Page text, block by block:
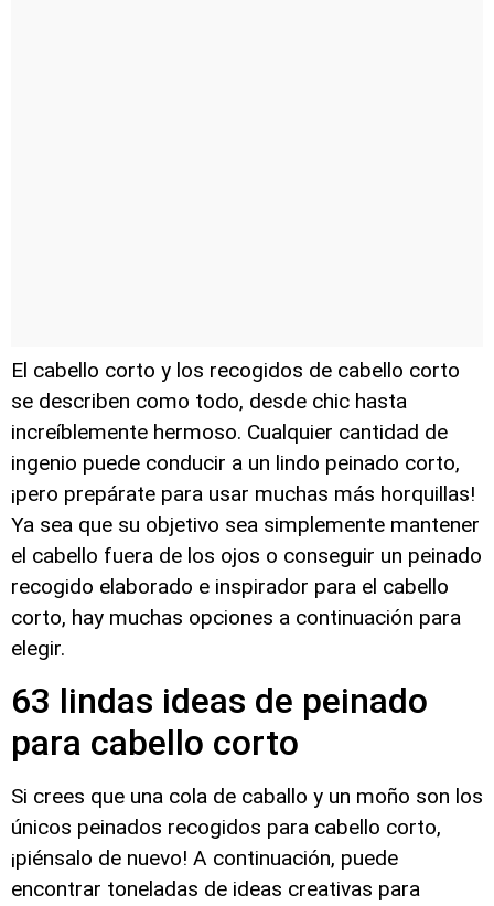
El cabello corto y los recogidos de cabello corto
se describen como todo, desde chic hasta
increíblemente hermoso. Cualquier cantidad de
ingenio puede conducir a un lindo peinado corto,
¡pero prepárate para usar muchas más horquillas!
Ya sea que su objetivo sea simplemente mantener
el cabello fuera de los ojos o conseguir un peinado
recogido elaborado e inspirador para el cabello
corto, hay muchas opciones a continuación para
elegir.
63 lindas ideas de peinado
para cabello corto
Si crees que una cola de caballo y un moño son los
únicos peinados recogidos para cabello corto,
¡piénsalo de nuevo! A continuación, puede
encontrar toneladas de ideas creativas para